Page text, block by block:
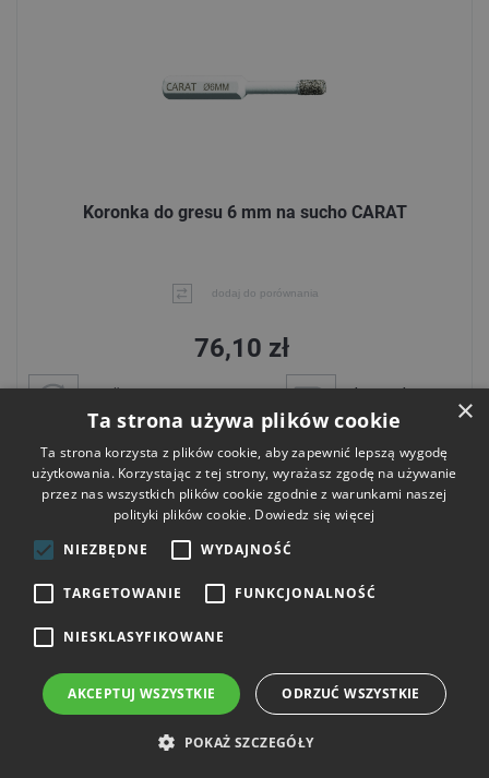
Koronka do gresu 6 mm na sucho CARAT
dodaj do porównania
76,10 zł
wysyłka
darmowa dostawa
Do koszyka
×
Ta strona używa plików cookie
Ta strona korzysta z plików cookie, aby zapewnić lepszą wygodę
użytkowania. Korzystając z tej strony, wyrażasz zgodę na używanie
przez nas wszystkich plików cookie zgodnie z warunkami naszej
polityki plików cookie. Dowiedz się więcej
NIEZBĘDNE
WYDAJNOŚĆ
TARGETOWANIE FUNKCJONALNOŚĆ
NIESKLASYFIKOWANE
AKCEPTUJ WSZYSTKIE ODRZUĆ WSZYSTKIE
POKAŻ SZCZEGÓŁY